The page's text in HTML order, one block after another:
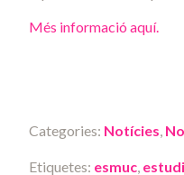
Més informació aquí.
Categories: Notícies,
Etiquetes: esmuc,